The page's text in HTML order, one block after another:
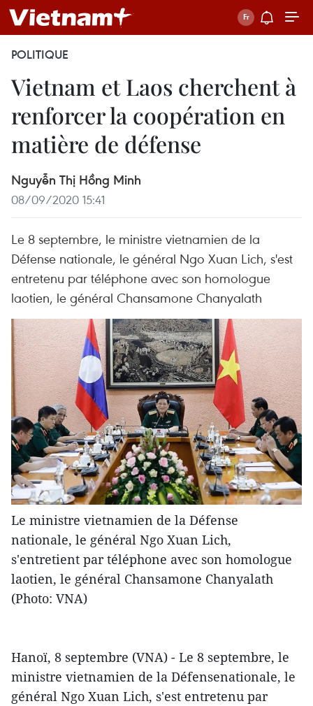
POLITIQUE
Vietnam et Laos cherchent à
renforcer la coopération en
matière de défense
Nguyễn Thị Hồng Minh
08/09/2020 15:41
Le 8 septembre, le ministre vietnamien de la
Défense nationale, le général Ngo Xuan Lich, s'est
entretenu par téléphone avec son homologue
laotien, le général Chansamone Chanyalath
Le ministre vietnamien de la Défense
nationale, le général Ngo Xuan Lich,
s'entretient par téléphone avec son homologue
laotien, le général Chansamone Chanyalath
(Photo: VNA)
Hanoï, 8 septembre (VNA) - Le 8 septembre, le
ministre vietnamien de la Défensenationale, le
général Ngo Xuan Lich, s'est entretenu par